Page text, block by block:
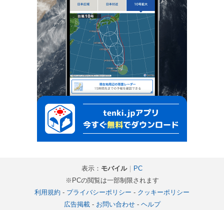
表示： モバイル｜ PC
※PCの閲覧は一部制限されます
利用規約 - プライバシーポリシー - クッキーポリシー
広告掲載- お問い合わせ- ヘルプ